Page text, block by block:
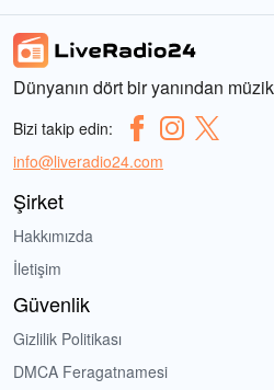
Dünyanın dört bir yanından
Bizi takip edin:
info@liveradio24.com
Şirket
Hakkımızda
İletişim
Güvenlik
Gizlilik Politikası
DMCA Feragatnamesi